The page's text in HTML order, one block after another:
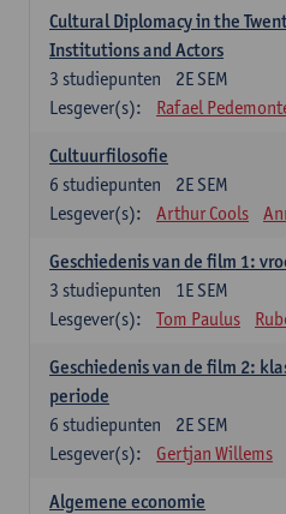
Cultural Diplomacy in the
Institutions and Actors
2E SEM
3 studiepunten
Lesgever(s):
Rafael
Cultuurfilosofie
2E SEM
6 studiepunten
Lesgever(s):
Arthur Cools
Geschiedenis van de film 1:
1E SEM
3 studiepunten
Lesgever(s):
Tom Paulus
Geschiedenis van de film 2:
periode
2E SEM
6 studiepunten
Lesgever(s):
Gertjan Willems
Algemene economie